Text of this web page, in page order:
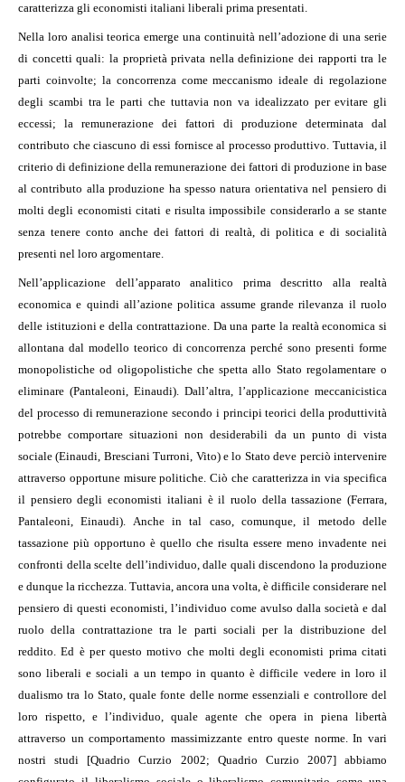
caratterizza gli economisti italiani liberali prima presentati.
Nella loro analisi teorica emerge una continuità nell’adozione di una serie
di concetti quali: la proprietà privata nella definizione dei rapporti tra le
parti coinvolte; la concorrenza come meccanismo ideale di regolazione
degli scambi tra le parti che tuttavia non va idealizzato per evitare gli
eccessi; la remunerazione dei fattori di produzione determinata dal
contributo che ciascuno di essi fornisce al processo produttivo. Tuttavia, il
criterio di definizione della remunerazione dei fattori di produzione in base
al contributo alla produzione ha spesso natura orientativa nel pensiero di
molti degli economisti citati e risulta impossibile considerarlo a se stante
senza tenere conto anche dei fattori di realtà, di politica e di socialità
presenti nel loro argomentare.
Nell’applicazione dell’apparato analitico prima descritto alla realtà
economica e quindi all’azione politica assume grande rilevanza il ruolo
delle istituzioni e della contrattazione. Da una parte la realtà economica si
allontana dal modello teorico di concorrenza perché sono presenti forme
monopolistiche od oligopolistiche che spetta allo Stato regolamentare o
eliminare (Pantaleoni, Einaudi). Dall’altra, l’applicazione meccanicistica
del processo di remunerazione secondo i principi teorici della produttività
potrebbe comportare situazioni non desiderabili da un punto di vista
sociale (Einaudi, Bresciani Turroni, Vito) e lo Stato deve perciò intervenire
attraverso opportune misure politiche. Ciò che caratterizza in via specifica
il pensiero degli economisti italiani è il ruolo della tassazione (Ferrara,
Pantaleoni, Einaudi). Anche in tal caso, comunque, il metodo delle
tassazione più opportuno è quello che risulta essere meno invadente nei
confronti della scelte dell’individuo, dalle quali discendono la produzione
e dunque la ricchezza. Tuttavia, ancora una volta, è difficile considerare nel
pensiero di questi economisti, l’individuo come avulso dalla società e dal
ruolo della contrattazione tra le parti sociali per la distribuzione del
reddito. Ed è per questo motivo che molti degli economisti prima citati
sono liberali e sociali a un tempo in quanto è difficile vedere in loro il
dualismo tra lo Stato, quale fonte delle norme essenziali e controllore del
loro rispetto, e l’individuo, quale agente che opera in piena libertà
attraverso un comportamento massimizzante entro queste norme. In vari
nostri studi [Quadrio Curzio 2002; Quadrio Curzio 2007] abbiamo